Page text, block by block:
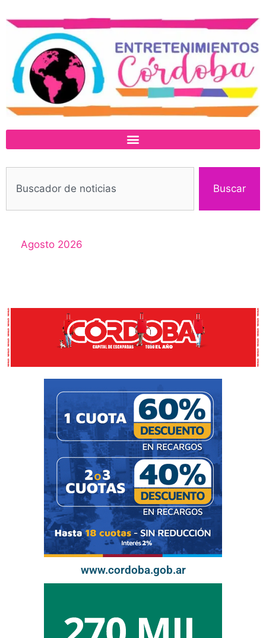
Buscar
Agosto 2026
www.cordoba.gob.ar